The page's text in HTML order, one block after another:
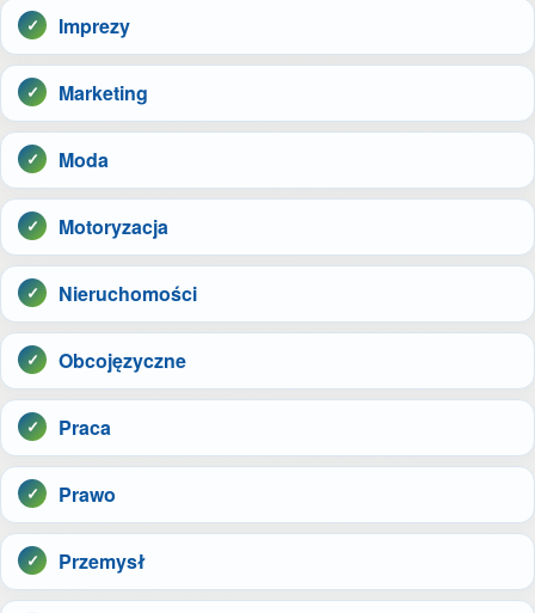
Imprezy
Marketing
Moda
Motoryzacja
Nieruchomości
Obcojęzyczne
Praca
Prawo
Przemysł